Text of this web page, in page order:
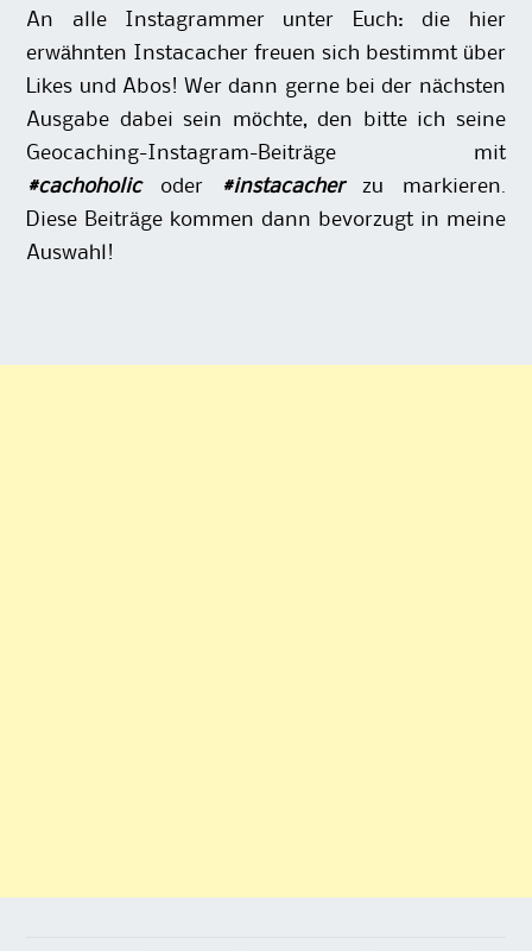
An alle Instagrammer unter Euch: die hier
erwähnten Instacacher freuen sich bestimmt über
Likes und Abos! Wer dann gerne bei der nächsten
Ausgabe dabei sein möchte, den bitte ich seine
Geocaching-Instagram-Beiträge mit
#cachoholicoder #instacacherzu markieren.
Diese Beiträge kommen dann bevorzugt in meine
Auswahl!